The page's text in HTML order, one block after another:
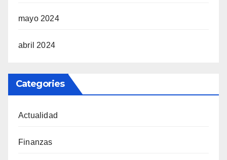
mayo 2024
abril 2024
Categories
Actualidad
Finanzas